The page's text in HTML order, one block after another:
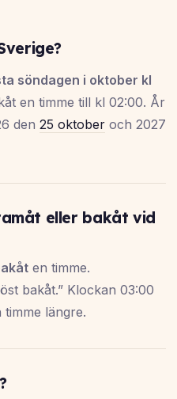
söndagen i oktober kl
en timme till kl 02:00. År
den 25 oktober och 2027
eller bakåt vid
en timme.
bakåt.” Klockan 03:00
längre.